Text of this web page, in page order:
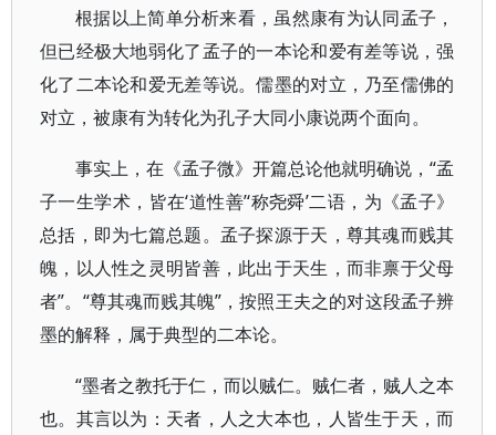
根据以上简单分析来看，虽然康有为认同孟子，
但已经极大地弱化了孟子的一本论和爱有差等说，强
化了二本论和爱无差等说。儒墨的对立，乃至儒佛的
对立，被康有为转化为孔子大同小康说两个面向。
事实上，在《孟子微》开篇总论他就明确说，“孟
子一生学术，皆在‘道性善’‘称尧舜’二语，为《孟子》
总括，即为七篇总题。孟子探源于天，尊其魂而贱其
魄，以人性之灵明皆善，此出于天生，而非禀于父母
者”。“尊其魂而贱其魄”，按照王夫之的对这段孟子辨
墨的解释，属于典型的二本论。
“墨者之教托于仁，而以贼仁。贼仁者，贼人之本
也。其言以为：天者，人之大本也，人皆生于天，而